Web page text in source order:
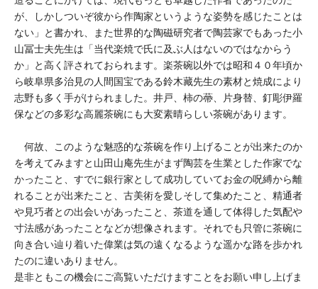
が、しかしついぞ彼から作陶家というような姿勢を感じたことは
ない」と書かれ、また世界的な陶磁研究者で陶芸家でもあった小
山冨士夫先生は「当代楽焼で氏に及ぶ人はないのではなからう
か」と高く評されておられます。楽茶碗以外では昭和４０年頃か
ら岐阜県多治見の人間国宝である鈴木藏先生の素材と焼成により
志野も多く手がけられました。井戸、柿の蔕、片身替、釘彫伊羅
保などの多彩な高麗茶碗にも大変素晴らしい茶碗があります。
何故、このような魅惑的な茶碗を作り上げることが出来たのか
を考えてみますと山田山庵先生がまず陶芸を生業とした作家でな
かったこと、すでに銀行家として成功していてお金の呪縛から離
れることが出来たこと、古美術を愛しそして集めたこと、精通者
や見巧者との出会いがあったこと、茶道を通して体得した気配や
寸法感があったことなどが想像されます。それでも只管に茶碗に
向き合い辿り着いた偉業は気の遠くなるような遥かな路を歩かれ
たのに違いありません。
是非ともこの機会にご高覧いただけますことをお願い申し上げま